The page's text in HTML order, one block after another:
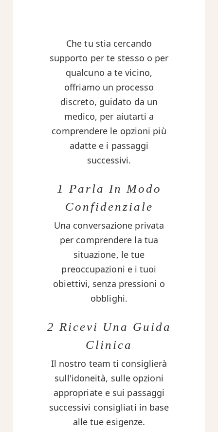
Che tu stia cercando
supporto per te stesso o per
qualcuno a te vicino,
offriamo un processo
discreto, guidato da un
medico, per aiutarti a
comprendere le opzioni più
adatte e i passaggi
successivi.
1 Parla In Modo
Confidenziale
Una conversazione privata
per comprendere la tua
situazione, le tue
preoccupazioni e i tuoi
obiettivi, senza pressioni o
obblighi.
2 Ricevi Una Guida
Clinica
Il nostro team ti consiglierà
sull'idoneità, sulle opzioni
appropriate e sui passaggi
successivi consigliati in base
alle tue esigenze.